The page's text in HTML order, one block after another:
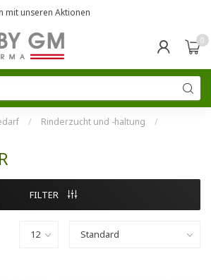
mit unseren Aktionen
0
/ Rinderzucht und -haltung
/
FILTER